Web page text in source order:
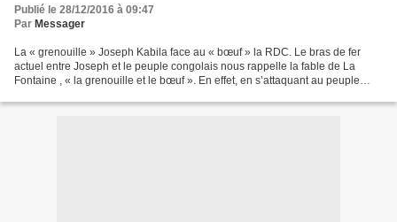
Publié le 28/12/2016 à 09:47
Par Messager
La « grenouille » Joseph Kabila face au « bœuf » la RDC. Le bras de fer
actuel entre Joseph et le peuple congolais nous rappelle la fable de La
Fontaine , « la grenouille et le bœuf ». En effet, en s’attaquant au peuple